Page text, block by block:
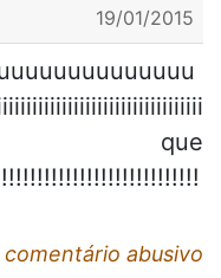
19/01/2015
comentário abusivo